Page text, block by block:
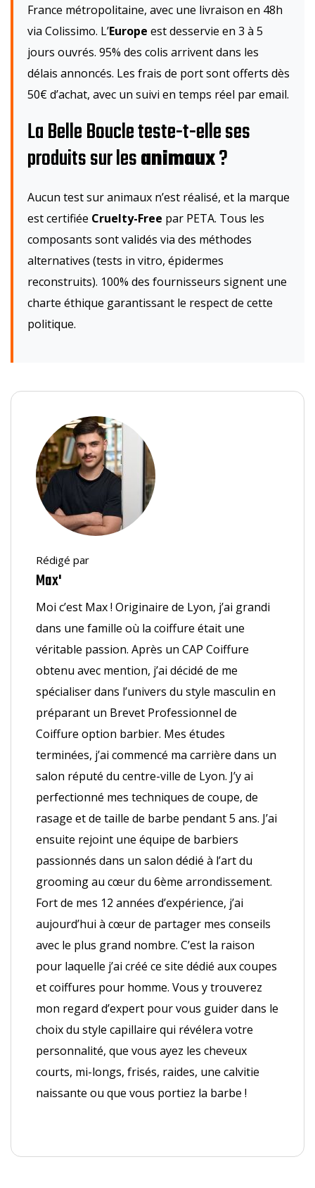
France métropolitaine, avec une livraison en 48h
via Colissimo. L’Europe est desservie en 3 à 5
jours ouvrés. 95% des colis arrivent dans les
délais annoncés. Les frais de port sont offerts dès
50€ d’achat, avec un suivi en temps réel par email.
La Belle Boucle teste-t-elle ses
produits sur lesanimaux?
Aucun test sur animaux n’est réalisé, et la marque
est certifiée Cruelty-Free par PETA. Tous les
composants sont validés via des méthodes
alternatives (tests in vitro, épidermes
reconstruits). 100% des fournisseurs signent une
charte éthique garantissant le respect de cette
politique.
Rédigé par
Max'
Moi c’est Max ! Originaire de Lyon, j’ai grandi
dans une famille où la coiffure était une
véritable passion. Après un CAP Coiffure
obtenu avec mention, j’ai décidé de me
spécialiser dans l’univers du style masculin en
préparant un Brevet Professionnel de
Coiffure option barbier. Mes études
terminées, j’ai commencé ma carrière dans un
salon réputé du centre-ville de Lyon. J’y ai
perfectionné mes techniques de coupe, de
rasage et de taille de barbe pendant 5 ans. J’ai
ensuite rejoint une équipe de barbiers
passionnés dans un salon dédié à l’art du
grooming au cœur du 6ème arrondissement.
Fort de mes 12 années d’expérience, j’ai
aujourd’hui à cœur de partager mes conseils
avec le plus grand nombre. C’est la raison
pour laquelle j’ai créé ce site dédié aux coupes
et coiffures pour homme. Vous y trouverez
mon regard d’expert pour vous guider dans le
choix du style capillaire qui révélera votre
personnalité, que vous ayez les cheveux
courts, mi-longs, frisés, raides, une calvitie
naissante ou que vous portiez la barbe !